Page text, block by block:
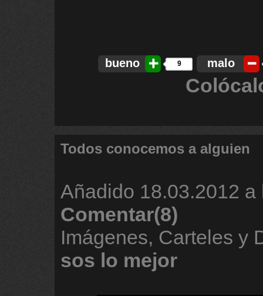
bueno 9 malo
Todos conocemos a alguien
Añadido 18.03.2012 a
Comentar(8)
Imágenes, Carteles y
sos lo mejor